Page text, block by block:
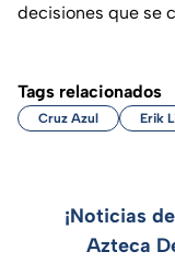
decisiones que se
Tags relacionados
Cruz Azul Erik
¡Noticias
Azteca